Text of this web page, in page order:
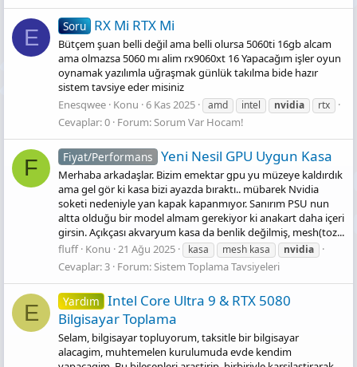
E Soru RX Mi RTX Mi
Bütçem şuan belli değil ama belli olursa 5060ti 16gb alcam
ama olmazsa 5060 mı alim rx9060xt 16 Yapacağım işler oyun
oynamak yazılımla uğraşmak günlük takılma bide hazır
sistem tavsiye eder misiniz
Enesqwee Konu 6 Kas 2025 amd intel nvidia rtx
Cevaplar: 0 Forum: Sorum Var Hocam!
F Fiyat/Performans Yeni Nesil GPU Uygun Kasa
Merhaba arkadaşlar. Bizim emektar gpu yu müzeye kaldırdık
ama gel gör ki kasa bizi ayazda bıraktı.. mübarek Nvidia
soketi nedeniyle yan kapak kapanmıyor. Sanırım PSU nun
altta olduğu bir model almam gerekiyor ki anakart daha içeri
girsin. Açıkçası akvaryum kasa da benlik değilmiş, mesh(toz...
fluff Konu 21 Ağu 2025 kasa mesh kasa nvidia
Cevaplar: 3 Forum:Sistem Toplama Tavsiyeleri
E Yardım Intel Core Ultra 9 & RTX 5080
Bilgisayar Toplama
Selam, bilgisayar topluyorum, taksitle bir bilgisayar
alacagim, muhtemelen kurulumuda evde kendim